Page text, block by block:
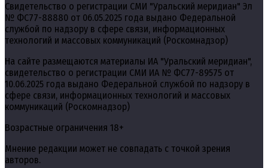
Свидетельство о регистрации СМИ "Уральский меридиан" Эл
№ ФС77-88880 от 06.05.2025 года выдано Федеральной
службой по надзору в сфере связи, информационных
технологий и массовых коммуникаций (Роскомнадзор)
На сайте размещаются материалы ИА "Уральский меридиан",
свидетельство о регистрации СМИ ИА № ФС77-89575 от
10.06.2025 года выдано Федеральной службой по надзору в
сфере связи, информационных технологий и массовых
коммуникаций (Роскомнадзор)
Возрастные ограничения 18+
Мнение редакции может не совпадать с точкой зрения
авторов.